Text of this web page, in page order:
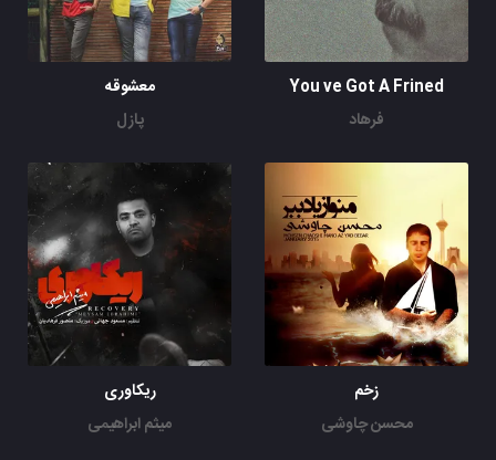
You ve Got A Frined
فرهاد
معشوقه
پازل
زخم
محسن چاوشی
ریکاوری
میثم ابراهیمی